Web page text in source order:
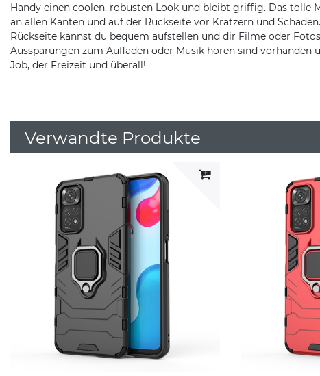
Handy einen coolen, robusten Look und bleibt griffig. Das tolle
an allen Kanten und auf der Rückseite vor Kratzern und
Rückseite kannst du bequem aufstellen und dir Filme oder
Aussparungen zum Aufladen oder Musik hören sind vorhanden
Job, der Freizeit und überall!
Verwandte Produkte